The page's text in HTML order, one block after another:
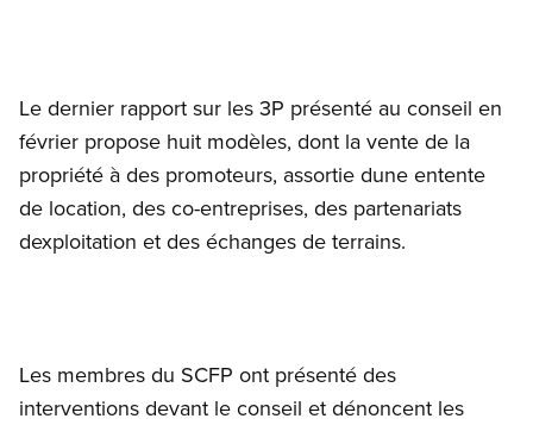
Le dernier rapport sur les 3P présenté au conseil en
février propose huit modèles, dont la vente de la
propriété à des promoteurs, assortie dune entente
de location, des co-entreprises, des partenariats
dexploitation et des échanges de terrains.
Les membres du SCFP ont présenté des
interventions devant le conseil et dénoncent les